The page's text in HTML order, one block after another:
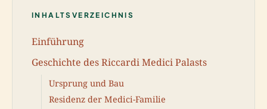
INHALTSVERZEICHNIS
Einführung
Geschichte des Riccardi Medici Palasts
Ursprung und Bau
Residenz der Medici-Familie